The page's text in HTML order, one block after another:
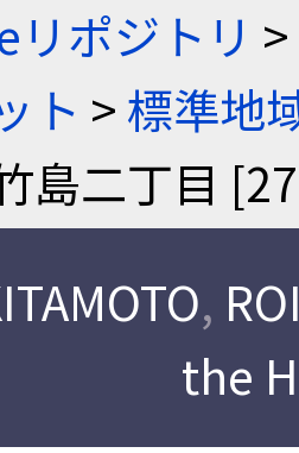
ポジトリ >
ト >標準地
島二丁目
,
the